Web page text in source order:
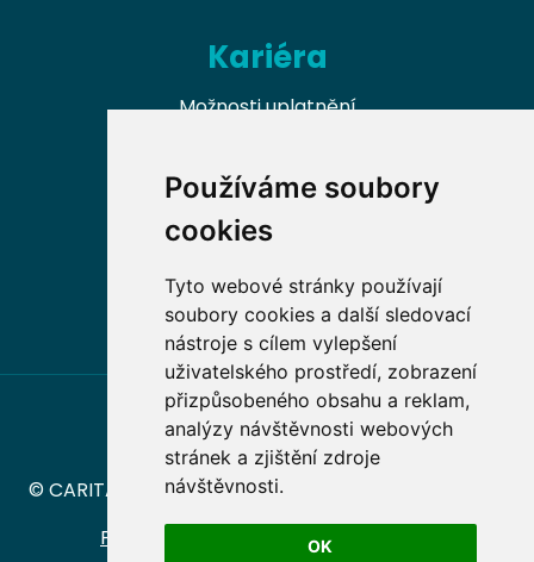
Používáme soubory
cookies
Tyto webové stránky používají
soubory cookies a další sledovací
nástroje s cílem vylepšení
uživatelského prostředí, zobrazení
přizpůsobeného obsahu a reklam,
analýzy návštěvnosti webových
stránek a zjištění zdroje
návštěvnosti.
OK
Kariéra
Možnosti uplatnění
Nabídky práce v oboru
© CARITAS – Vyšší odborná škola sociální Olomouc
Prohlášení o přístupnosti